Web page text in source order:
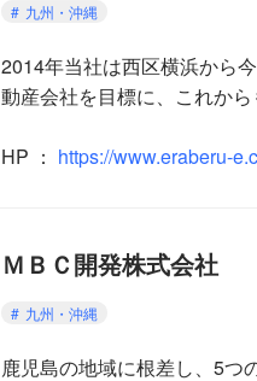
九州・沖縄
2014年当社は西区横浜から
動産会社を目標に、これか
HP ： https://www.eraberu-
ＭＢＣ開発株式会社
九州・沖縄
鹿児島の地域に根差し、5つ